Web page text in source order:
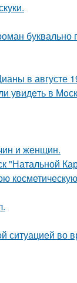
буквально
в августе
увидeть в
и женщин.
"Натальной
ситуацией во